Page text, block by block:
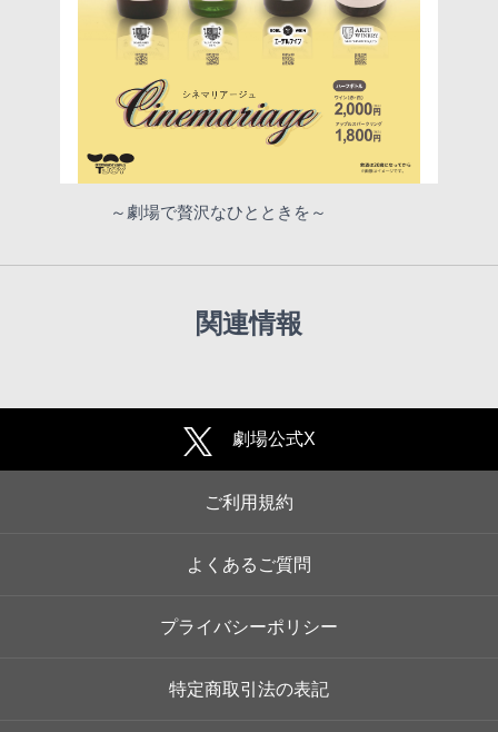
～劇場で贅沢なひとときを～
関連情報
劇場公式X
ご利用規約
よくあるご質問
プライバシーポリシー
特定商取引法の表記